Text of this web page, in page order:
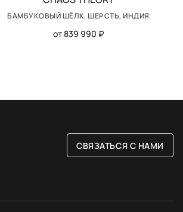
БАМБУКОВЫЙ ШЁЛК, ШЕРСТЬ, ИНДИЯ
от 839 990 ₽
СВЯЗАТЬСЯ С НАМИ